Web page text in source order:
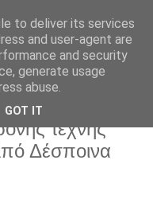
τέχνης
Δέσποινα
to deliver its services
and user-agent are
and security
generate usage
abuse.
GOT IT